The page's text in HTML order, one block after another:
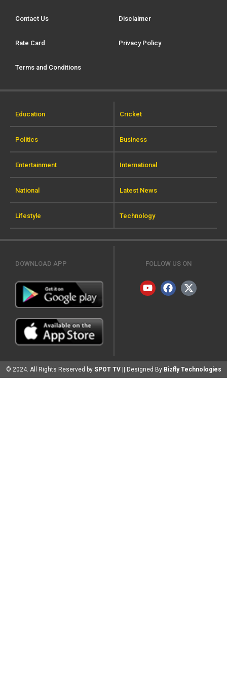
Contact Us Disclaimer
Rate Card Privacy Policy
Terms and Conditions
Education Cricket
Politics Business
Entertainment International
National Latest News
Lifestyle Technology
DOWNLOAD APP FOLLOW US ON
© 2024. All Rights Reserved by SPOT TV || Designed By Bizfly Technologies